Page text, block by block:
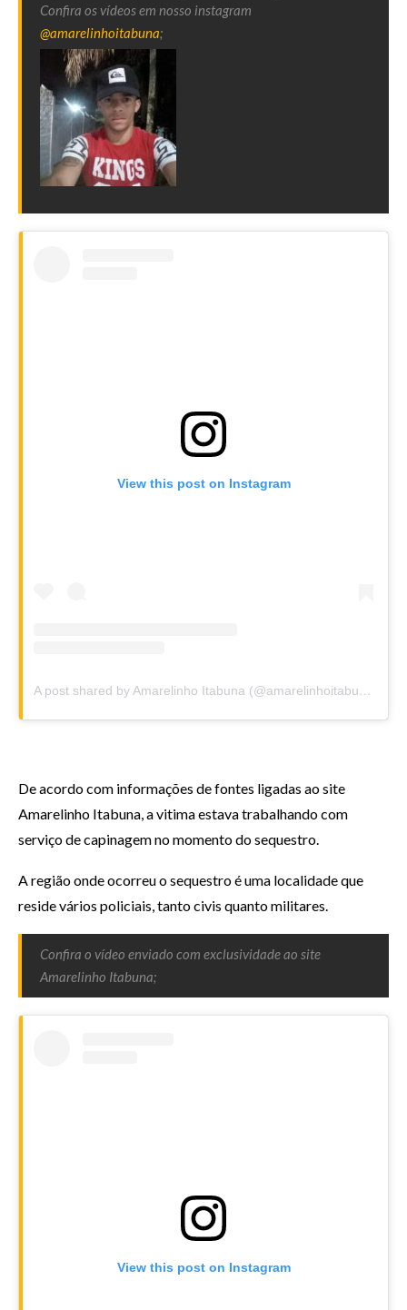
Confira os vídeos em nosso instagram
@amarelinhoitabuna;
View this post on Instagram
A post shared by Amarelinho Itabuna (@amarelinhoitabuna)
De acordo com informações de fontes ligadas ao site
Amarelinho Itabuna, a vitima estava trabalhando com
serviço de capinagem no momento do sequestro.
A região onde ocorreu o sequestro é uma localidade que
reside vários policiais, tanto civis quanto militares.
Confira o vídeo enviado com exclusividade ao site
Amarelinho Itabuna;
View this post on Instagram